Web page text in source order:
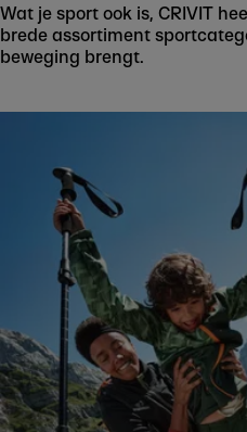
Wat je sport ook is, CRIVIT
brede assortiment
beweging brengt.
Skip to next section